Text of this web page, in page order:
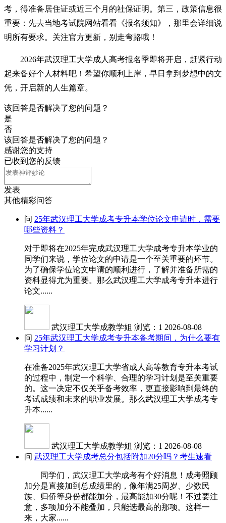
考，得准备居住证或近三个月的社保证明。第三，政策信息很
重要：先去当地考试院网站看看《报名须知》，那里会详细说
明所有要求。关注官方更新，别走弯路哦！
2026年武汉理工大学成人高考报名季即将开启，赶紧行动
起来备好个人材料吧！希望你顺利上岸，早日拿到梦想中的文
凭，开启新的人生篇章。
该回答是否解决了您的问题？
是
否
该回答是否解决了您的问题？
感谢您的支持
已收到您的反馈
发表
其他精彩问答
问 25年武汉理工大学成考专升本学位论文申请时，需要
哪些资料？
对于即将在2025年完成武汉理工大学成考专升本学业的
同学们来说，学位论文的申请是一个至关重要的环节。
为了确保学位论文申请的顺利进行，了解并准备所需的
资料显得尤为重要。那么武汉理工大学成考专升本进行
论文......
武汉理工大学成教学姐 浏览：1 2026-08-08
问 25年武汉理工大学成考专升本备考期间，为什么要有
学习计划？
在准备2025年武汉理工大学省成人高等教育专升本考试
的过程中，制定一个科学、合理的学习计划是至关重要
的。这一决定不仅关乎备考效率，更直接影响到最终的
考试成绩和未来的职业发展。那么武汉理工大学成考专
升本......
武汉理工大学成教学姐 浏览：1 2026-08-08
问 武汉理工大学成考总分包括附加20分吗？考生速看
同学们，武汉理工大学成考有个好消息！成考照顾
加分是直接加到总成绩里的，像年满25周岁、少数民
族、归侨等身份都能加分，最高能加30分呢！不过要注
意，多项加分不能叠加，只能选最高的那项。这样一
来，大家......